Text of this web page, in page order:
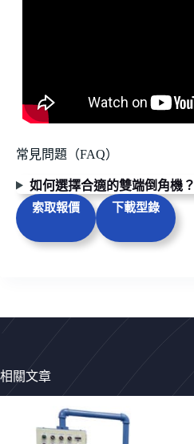
常見問題（FAQ）
如何選擇合適的雙端倒角機？
索取報價
下載型錄
相關文章